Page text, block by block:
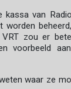
van
zou er
voorbeeld
waar ze